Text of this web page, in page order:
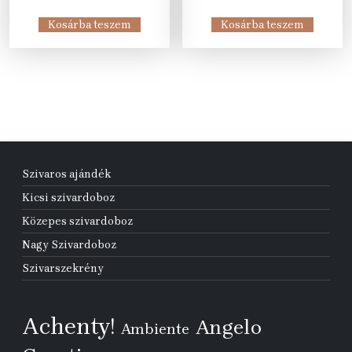
was:
27
is:
20
Kosárba teszem
was:
64
is:
3
Kosárba teszem
Szivaros ajándék
Kicsi szivardoboz
Közepes szivardoboz
Nagy Szivardoboz
Szivarszekrény
Achenty! Ambiente Angelo